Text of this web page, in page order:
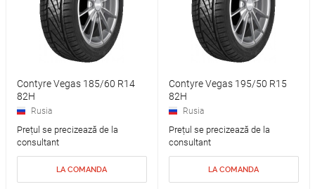
Contyre Vegas 185/60 R14
82H
Rusia
Prețul se precizează de la
consultant
LA COMANDA
Contyre Vegas 195/50 R15
82H
Rusia
Prețul se precizează de la
consultant
LA COMANDA